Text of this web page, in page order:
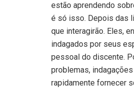
estão aprendendo
é só isso. Depois das
que interagirão. Eles,
indagados por seus
pessoal do discente.
problemas,
rapidamente fornecer